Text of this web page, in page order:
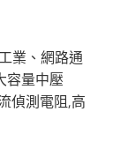
業、網路通
容量中壓
偵測電阻,高